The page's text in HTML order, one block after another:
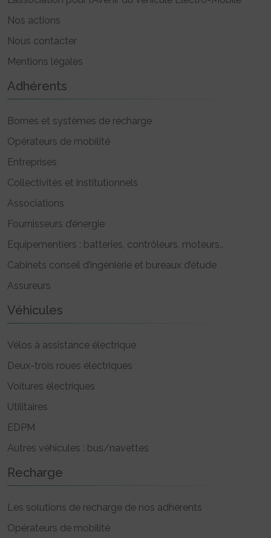
Nos actions
Nous contacter
Mentions légales
Adhérents
Bornes et systèmes de recharge
Opérateurs de mobilité
Entreprises
Collectivités et institutionnels
Associations
Fournisseurs d’énergie
Equipementiers : batteries, contrôleurs, moteurs..
Cabinets conseil d’ingénierie et bureaux d’étude
Assureurs
Véhicules
Vélos à assistance électrique
Deux-trois roues électriques
Voitures électriques
Utilitaires
EDPM
Autres véhicules : bus/navettes
Recharge
Les solutions de recharge de nos adhérents
Opérateurs de mobilité